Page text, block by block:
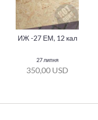
ИЖ -27 ЕМ, 12 кал
27 липня
350,00 USD